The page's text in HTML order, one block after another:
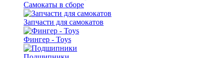
Самокаты в сборе
Запчасти для самокатов
Фингер - Toys